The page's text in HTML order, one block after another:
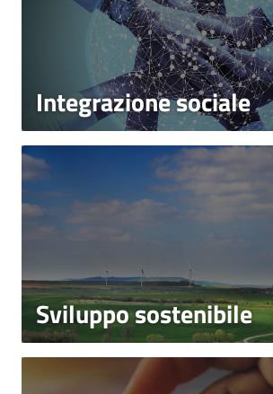
Integrazione sociale
Sviluppo sostenibile